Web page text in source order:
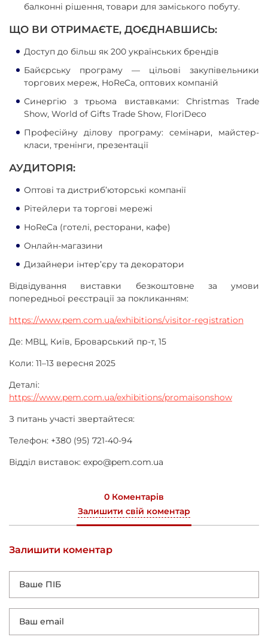
балконні рішення, товари для заміського побуту.
ЩО ВИ ОТРИМАЄТЕ, ДОЄДНАВШИСЬ:
Доступ до більш як 200 українських брендів
Байєрську програму — цільові закупівельники
торгових мереж, HoReCa, оптових компаній
Синергію з трьома виставками: Christmas Trade
Show, World of Gifts Trade Show, FloriDeco
Професійну ділову програму: семінари, майстер-
класи, тренінги, презентації
АУДИТОРІЯ:
Оптові та дистриб’юторські компанії
Рітейлери та торгові мережі
HoReCa (готелі, ресторани, кафе)
Онлайн-магазини
Дизайнери інтер’єру та декоратори
Відвідування виставки безкоштовне за умови
попередньої реєстрації за покликанням:
https://www.pem.com.ua/exhibitions/visitor-registration
Де: МВЦ, Київ, Броварський пр-т, 15
Коли: 11–13 вересня 2025
Деталі:
https://www.pem.com.ua/exhibitions/promaisonshow
З питань участі звертайтеся:
Телефон: +380 (95) 721-40-94
Відділ виставок: expo@pem.com.ua
0 Коментарів
Залишити свій коментар
Залишити коментар